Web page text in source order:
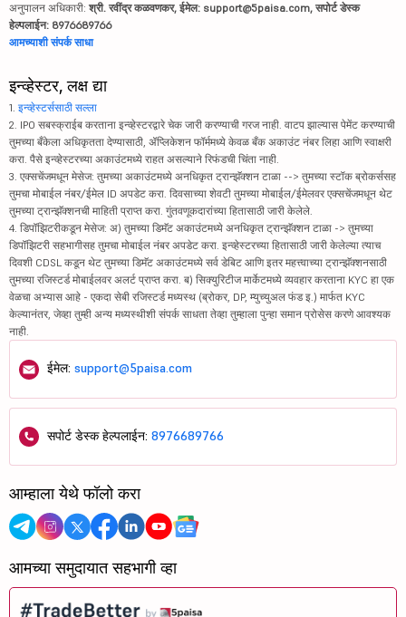
अनुपालन अधिकारी: श्री. रवींद्र कळवणकर, ईमेल: support@5paisa.com, सपोर्ट डेस्क
हेल्पलाईन: 8976689766
आमच्याशी संपर्क साधा
इन्व्हेस्टर, लक्ष द्या
1. इन्व्हेस्टर्ससाठी सल्ला
2. IPO सबस्क्राईब करताना इन्व्हेस्टरद्वारे चेक जारी करण्याची गरज नाही. वाटप झाल्यास पेमेंट करण्याची
तुमच्या बँकेला अधिकृतता देण्यासाठी, ॲप्लिकेशन फॉर्ममध्ये केवळ बँक अकाउंट नंबर लिहा आणि स्वाक्षरी
करा. पैसे इन्व्हेस्टरच्या अकाउंटमध्ये राहत असल्याने रिफंडची चिंता नाही.
3. एक्सचेंजमधून मेसेज: तुमच्या अकाउंटमध्ये अनधिकृत ट्रान्झॅक्शन टाळा --> तुमच्या स्टॉक ब्रोकर्ससह
तुमचा मोबाईल नंबर/ईमेल ID अपडेट करा. दिवसाच्या शेवटी तुमच्या मोबाईल/ईमेलवर एक्सचेंजमधून थेट
तुमच्या ट्रान्झॅक्शनची माहिती प्राप्त करा. गुंतवणूकदारांच्या हितासाठी जारी केलेले.
4. डिपॉझिटरीकडून मेसेज: अ) तुमच्या डिमॅट अकाउंटमध्ये अनधिकृत ट्रान्झॅक्शन टाळा -> तुमच्या
डिपॉझिटरी सहभागीसह तुमचा मोबाईल नंबर अपडेट करा. इन्व्हेस्टरच्या हितासाठी जारी केलेल्या त्याच
दिवशी CDSL कडून थेट तुमच्या डिमॅट अकाउंटमध्ये सर्व डेबिट आणि इतर महत्त्वाच्या ट्रान्झॅक्शनसाठी
तुमच्या रजिस्टर्ड मोबाईलवर अलर्ट प्राप्त करा. ब) सिक्युरिटीज मार्केटमध्ये व्यवहार करताना KYC हा एक
वेळचा अभ्यास आहे - एकदा सेबी रजिस्टर्ड मध्यस्थ (ब्रोकर, DP, म्युच्युअल फंड इ.) मार्फत KYC
केल्यानंतर, जेव्हा तुम्ही अन्य मध्यस्थीशी संपर्क साधता तेव्हा तुम्हाला पुन्हा समान प्रोसेस करणे आवश्यक
नाही.
ईमेल: support@5paisa.com
सपोर्ट डेस्क हेल्पलाईन: 8976689766
आम्हाला येथे फॉलो करा
आमच्या समुदायात सहभागी व्हा